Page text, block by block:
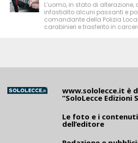
L’uomo, in stato di alterazione,
infastidito alcuni passanti e
comandante della Polizia
carabinieri e trasferito in
www.sololecce.it è
“SoloLecce Edizioni
Le foto e i
dell’editore